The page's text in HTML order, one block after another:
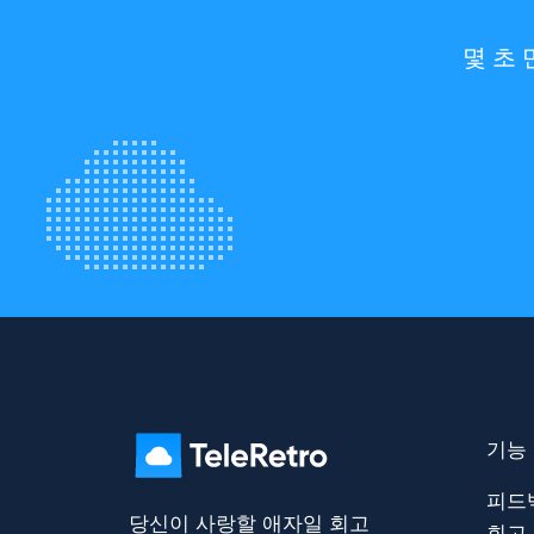
몇 초
당신이 사랑할 애자일 회고
기능
피드